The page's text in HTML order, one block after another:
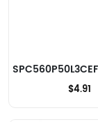
$4.91